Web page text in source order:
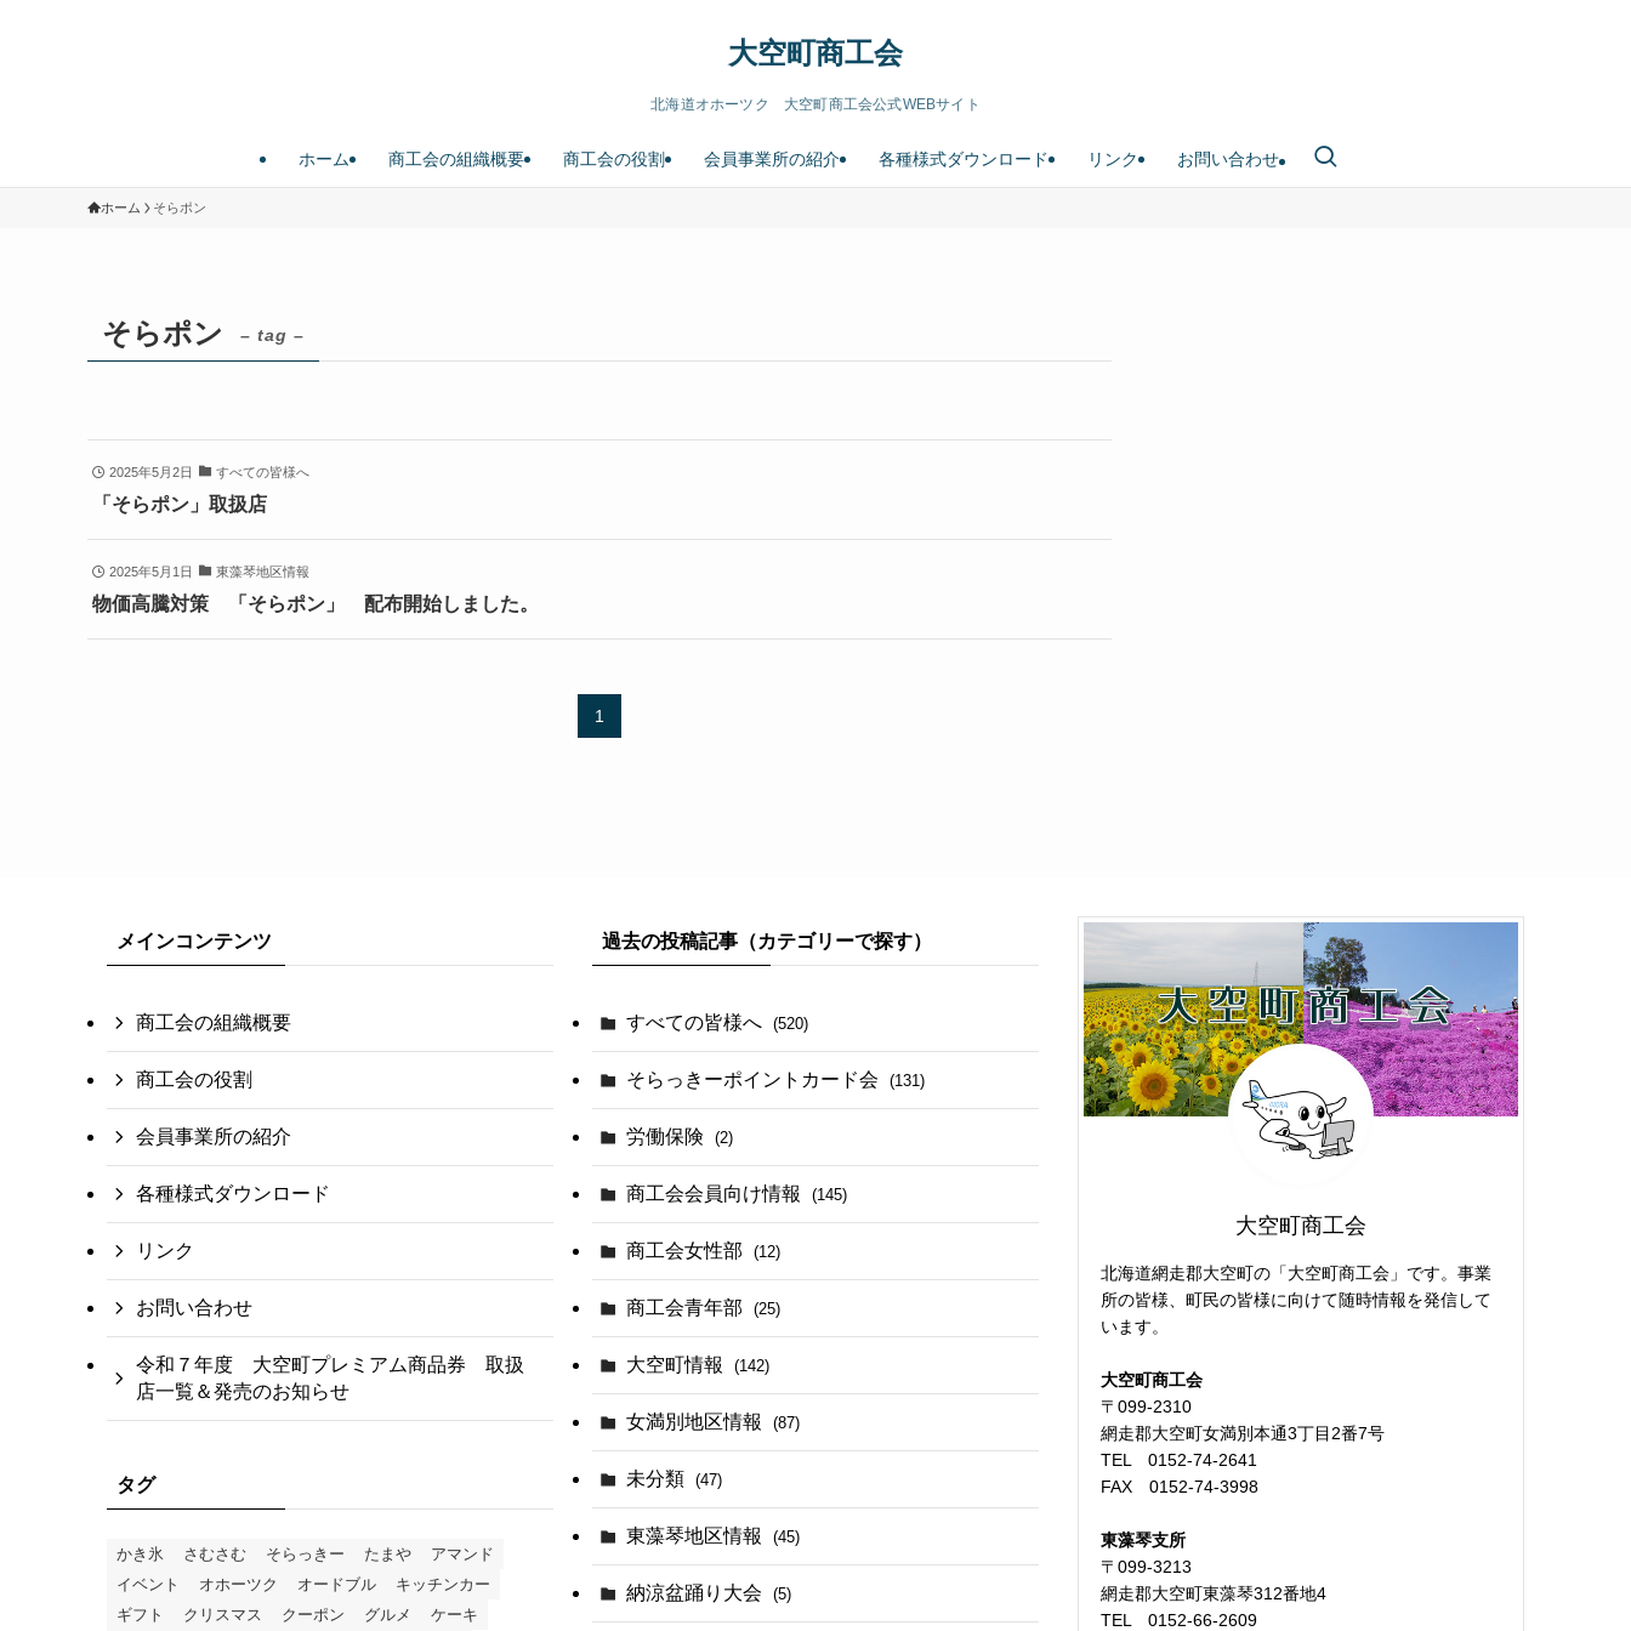
大空町商工会
北海道オホーツク 大空町商工会公式WEBサイト
ホーム 商工会の組織概要 商工会の役割 会員事業所の紹介 各種様式ダウンロード リンク お問い合わせ
ホーム そらポン
そらポン – tag –
2025年5月2日 すべての皆様へ
「そらポン」取扱店
2025年5月1日 東藻琴地区情報
物価高騰対策 「そらポン」 配布開始しました。
1
メインコンテンツ
商工会の組織概要
商工会の役割
会員事業所の紹介
各種様式ダウンロード
リンク
お問い合わせ
令和７年度 大空町プレミアム商品券 取扱
店一覧＆発売のお知らせ
タグ
かき氷 さむさむ そらっきー たまや
アマンド
イベント
オホーツク オードブル
キッチンカー
ギフト
クリスマス クーポン グルメ ケーキ
過去の投稿記事（カテゴリーで探す）
すべての皆様へ (520)
そらっきーポイントカード会 (131)
労働保険 (2)
商工会会員向け情報 (145)
商工会女性部 (12)
商工会青年部 (25)
大空町情報 (142)
女満別地区情報 (87)
未分類 (47)
東藻琴地区情報 (45)
納涼盆踊り大会 (5)
大空町商工会
北海道網走郡大空町の「大空町商工会」です。事業
所の皆様、町民の皆様に向けて随時情報を発信して
います。
大空町商工会
〒099-2310
網走郡大空町女満別本通3丁目2番7号
TEL 0152-74-2641
FAX 0152-74-3998
東藻琴支所
〒099-3213
網走郡大空町東藻琴312番地4
TEL 0152-66-2609